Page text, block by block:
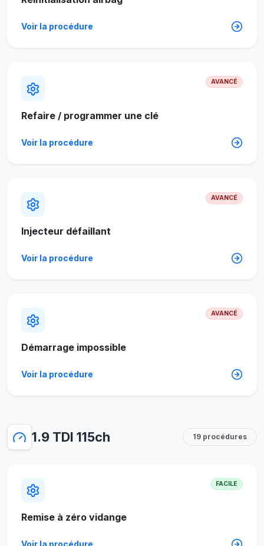
Voir la procédure
AVANCÉ
Refaire / programmer une clé
Voir la procédure
AVANCÉ
Injecteur défaillant
Voir la procédure
AVANCÉ
Démarrage impossible
Voir la procédure
1.9 TDI 115ch 19 procédures
FACILE
Remise à zéro vidange